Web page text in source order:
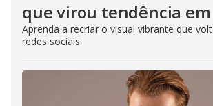
que virou tendência em
Aprenda a recriar o visual vibrante que
redes sociais